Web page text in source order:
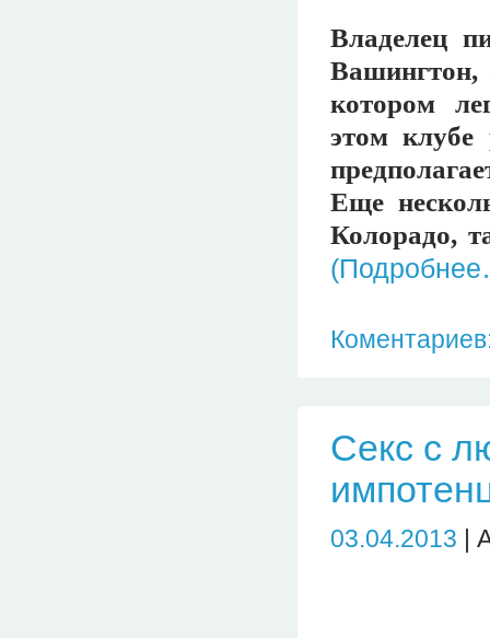
Владелец
Вашингтон,
котором
этом клубе
Еще
Колорадо,
Секс с
03.04.2013 |